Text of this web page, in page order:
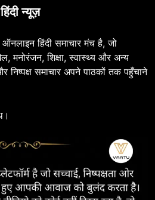
न्यूज़
हिंदी समाचार मंच है, जो
मनोरंजन, शिक्षा, स्वास्थ्य और अन्य
समाचार अपने पाठकों तक पहुँचाने